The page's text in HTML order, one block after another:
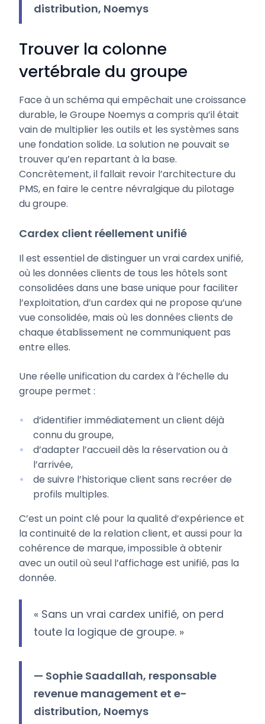
distribution, Noemys
Trouver la colonne
vertébrale du groupe
Face à un schéma qui empêchait une croissance
durable, le Groupe Noemys a compris qu’il était
vain de multiplier les outils et les systèmes sans
une fondation solide. La solution ne pouvait se
trouver qu’en repartant à la base.
Concrètement, il fallait revoir l’architecture du
PMS, en faire le centre névralgique du pilotage
du groupe.
Cardex client réellement unifié
Il est essentiel de distinguer un vrai cardex unifié,
où les données clients de tous les hôtels sont
consolidées dans une base unique pour faciliter
l’exploitation, d’un cardex qui ne propose qu’une
vue consolidée, mais où les données clients de
chaque établissement ne communiquent pas
entre elles.
Une réelle unification du cardex à l’échelle du
groupe permet :
d’identifier immédiatement un client déjà
connu du groupe,
d’adapter l’accueil dès la réservation ou à
l’arrivée,
de suivre l’historique client sans recréer de
profils multiples.
C’est un point clé pour la qualité d’expérience et
la continuité de la relation client, et aussi pour la
cohérence de marque, impossible à obtenir
avec un outil où seul l’affichage est unifié, pas la
donnée.
« Sans un vrai cardex unifié, on perd
toute la logique de groupe. »
— Sophie Saadallah, responsable
revenue management et e-
distribution, Noemys